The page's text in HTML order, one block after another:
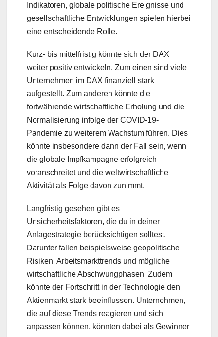
Indikatoren, globale politische Ereignisse und
gesellschaftliche Entwicklungen spielen hierbei
eine entscheidende Rolle.
Kurz- bis mittelfristig könnte sich der DAX
weiter positiv entwickeln. Zum einen sind viele
Unternehmen im DAX finanziell stark
aufgestellt. Zum anderen könnte die
fortwährende wirtschaftliche Erholung und die
Normalisierung infolge der COVID-19-
Pandemie zu weiterem Wachstum führen. Dies
könnte insbesondere dann der Fall sein, wenn
die globale Impfkampagne erfolgreich
voranschreitet und die weltwirtschaftliche
Aktivität als Folge davon zunimmt.
Langfristig gesehen gibt es
Unsicherheitsfaktoren, die du in deiner
Anlagestrategie berücksichtigen solltest.
Darunter fallen beispielsweise geopolitische
Risiken, Arbeitsmarkttrends und mögliche
wirtschaftliche Abschwungphasen. Zudem
könnte der Fortschritt in der Technologie den
Aktienmarkt stark beeinflussen. Unternehmen,
die auf diese Trends reagieren und sich
anpassen können, könnten dabei als Gewinner